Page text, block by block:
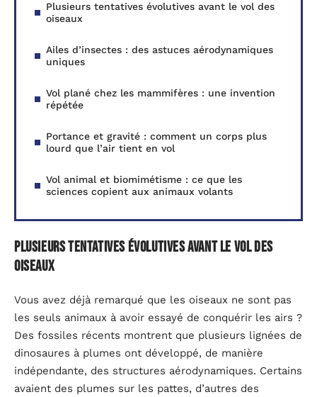
Plusieurs tentatives évolutives avant le vol des
oiseaux
Ailes d’insectes : des astuces aérodynamiques
uniques
Vol plané chez les mammifères : une invention
répétée
Portance et gravité : comment un corps plus
lourd que l’air tient en vol
Vol animal et biomimétisme : ce que les
sciences copient aux animaux volants
Plusieurs tentatives évolutives avant le vol des
oiseaux
Vous avez déjà remarqué que les oiseaux ne sont pas
les seuls animaux à avoir essayé de conquérir les airs ?
Des fossiles récents montrent que plusieurs lignées de
dinosaures à plumes ont développé, de manière
indépendante, des structures aérodynamiques. Certains
avaient des plumes sur les pattes, d’autres des